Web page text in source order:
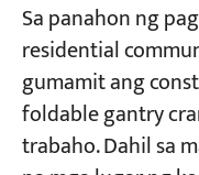
Sa panahon ng
residential
gumamit ang
foldable gantry
trabaho. Dahil sa